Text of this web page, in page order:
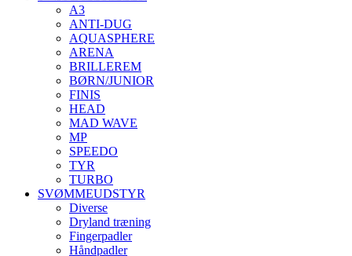
A3
ANTI-DUG
AQUASPHERE
ARENA
BRILLEREM
BØRN/JUNIOR
FINIS
HEAD
MAD WAVE
MP
SPEEDO
TYR
TURBO
SVØMMEUDSTYR
Diverse
Dryland træning
Fingerpadler
Håndpadler